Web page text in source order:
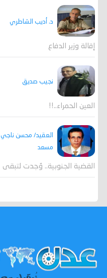
د. أديب الشاطري
إقالة وزير الدفاع
نجيب صديق
العين الحمراء..!!
العقيد/ محسن ناجي
مسعد
القضية الجنوبية.. وُجدت لتبقى